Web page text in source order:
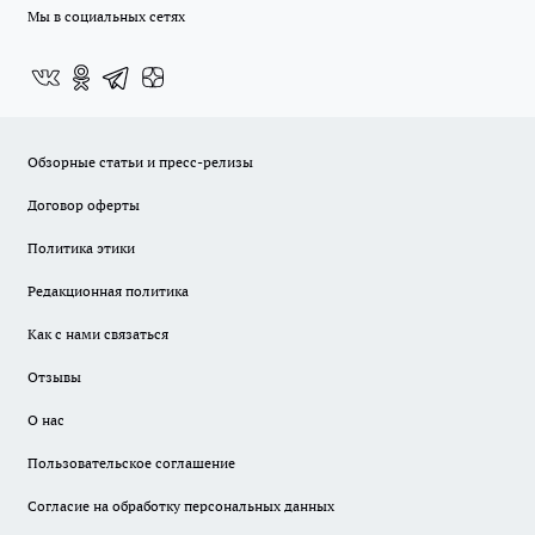
Мы в социальных сетях
Обзорные статьи и пресс-релизы
Договор оферты
Политика этики
Редакционная политика
Как с нами связаться
Отзывы
О нас
Пользовательское соглашение
Согласие на обработку персональных данных